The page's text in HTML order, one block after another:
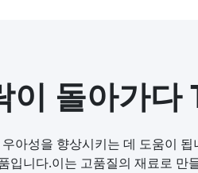
이 돌아가
아성을 향상시키는 데 도움이
입니다.이는 고품질의 재료로 만